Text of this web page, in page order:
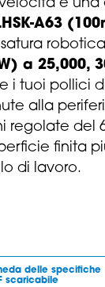
e una
A63
a 25,000,
i tuoi pollici
alla
regolate del
finita
di lavoro.
delle specifiche
scaricabile